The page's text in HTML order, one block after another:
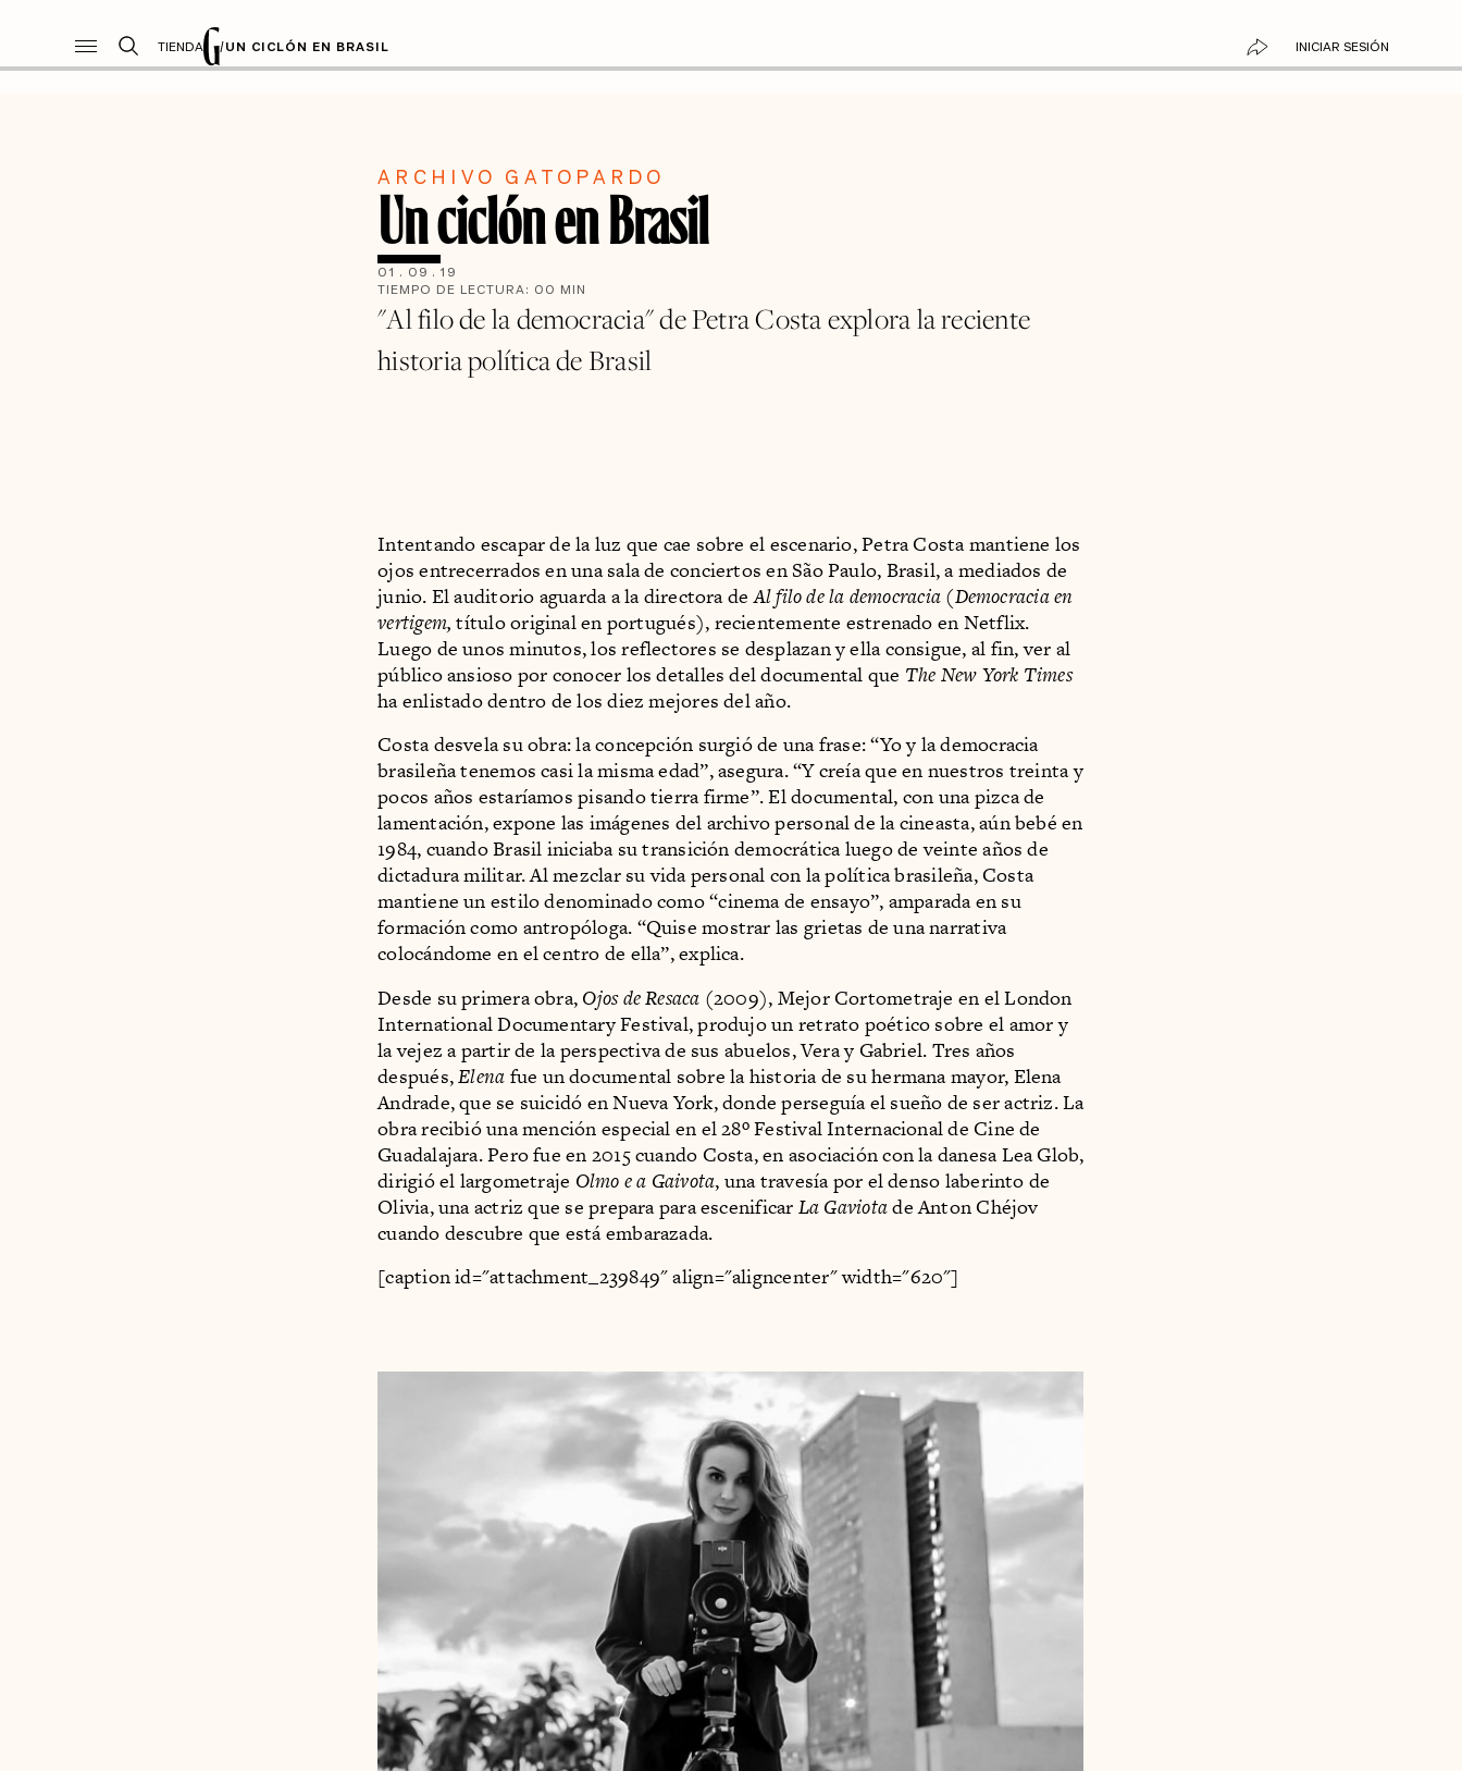
TIENDA /UN CICLÓN EN BRASIL INICIAR SESIÓN
ARCHIVO GATOPARDO
Un ciclón en Brasil
01 . 09 . 19
TIEMPO DE LECTURA: 00 MIN
"Al filo de la democracia" de Petra Costa explora la reciente
historia política de Brasil
Intentando escapar de la luz que cae sobre el escenario, Petra Costa mantiene los
ojos entrecerrados en una sala de conciertos en São Paulo, Brasil, a mediados de
junio. El auditorio aguarda a la directora deAl filo de la democracia (Democracia en
vertigem,título original en portugués), recientemente estrenado en Netflix.
Luego de unos minutos, los reflectores se desplazan y ella consigue, al fin, ver al
público ansioso por conocer los detalles del documental que The New York Times
ha enlistado dentro de los diez mejores del año.
Costa desvela su obra: la concepción surgió de una frase: “Yo y la democracia
brasileña tenemos casi la misma edad”, asegura. “Y creía que en nuestros treinta y
pocos años estaríamos pisando tierra firme”. El documental, con una pizca de
lamentación, expone las imágenes del archivo personal de la cineasta, aún bebé en
1984, cuando Brasil iniciaba su transición democrática luego de veinte años de
dictadura militar. Al mezclar su vida personal con la política brasileña, Costa
mantiene un estilo denominado como “cinema de ensayo”, amparada en su
formación como antropóloga. “Quise mostrar las grietas de una narrativa
colocándome en el centro de ella”, explica.
Desde su primera obra, Ojos de Resaca (2009), Mejor Cortometraje en el London
International Documentary Festival, produjo un retrato poético sobre el amor y
la vejez a partir de la perspectiva de sus abuelos, Vera y Gabriel. Tres años
después,Elena fue un documental sobre la historia de su hermana mayor, Elena
Andrade, que se suicidó en Nueva York, donde perseguía el sueño de ser actriz. La
obra recibió una mención especial en el 28º Festival Internacional de Cine de
Guadalajara. Pero fue en 2015 cuando Costa, en asociación con la danesa Lea Glob,
dirigió el largometraje Olmo e a Gaivota, una travesía por el denso laberinto de
Olivia, una actriz que se prepara para escenificar La Gaviotade Anton Chéjov
cuando descubre que está embarazada.
[caption id="attachment_239849" align="aligncenter" width="620"]